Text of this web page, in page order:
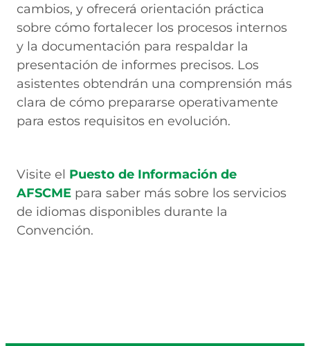
cambios, y ofrecerá orientación práctica
sobre cómo fortalecer los procesos internos
y la documentación para respaldar la
presentación de informes precisos. Los
asistentes obtendrán una comprensión más
clara de cómo prepararse operativamente
para estos requisitos en evolución.
Visite el Puesto de Información de
AFSCME para saber más sobre los servicios
de idiomas disponibles durante la
Convención.